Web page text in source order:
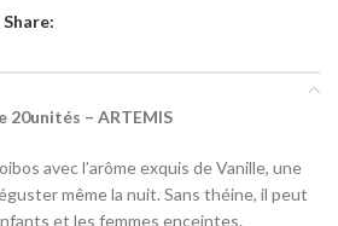
Share:
20unités – ARTEMIS
avec l’arôme exquis de Vanille, une
même la nuit. Sans théine, il peut
et les femmes enceintes.